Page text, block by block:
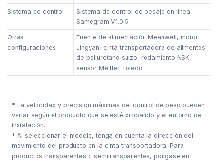
Sistema de control
Sistema de control de pesaje en línea
Samegram V1.0.5
Otras
configuraciones
Fuente de alimentación Meanwell, motor
Jingyan, cinta transportadora de alimentos
de poliuretano suizo, rodamiento NSK,
sensor Mettler Toledo
* La velocidad y precisión máximas del control de peso pueden
variar según el producto que se esté probando y el entorno de
instalación.
* Al seleccionar el modelo, tenga en cuenta la dirección del
movimiento del producto en la cinta transportadora. Para
productos transparentes o semitransparentes, póngase en